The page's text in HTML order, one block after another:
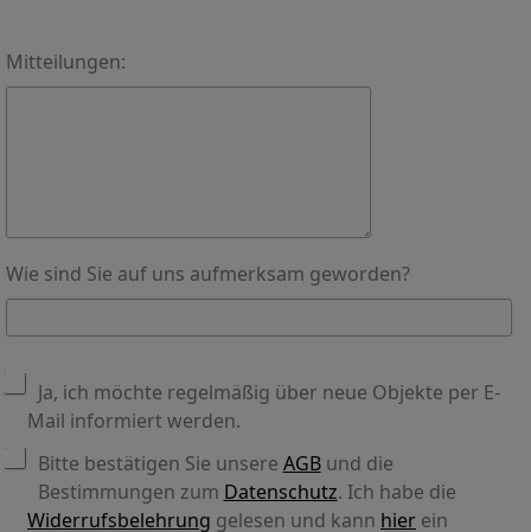
Mitteilungen:
Wie sind Sie auf uns aufmerksam geworden?
Ja, ich möchte regelmäßig über neue Objekte per E-
Mail informiert werden.
Bitte bestätigen Sie unsere AGBund die
Bestimmungen zum Datenschutz. Ich habe die
Widerrufsbelehrung gelesen und kann hier ein